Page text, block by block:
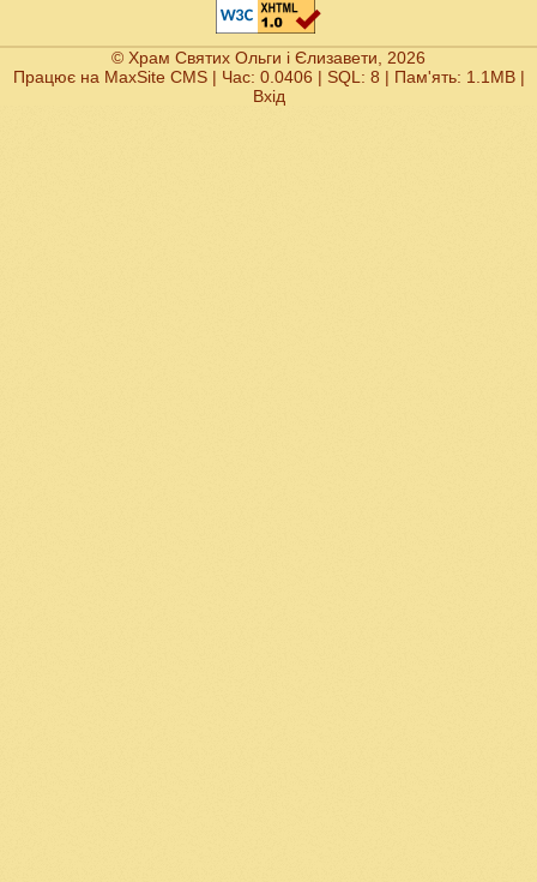
© Храм Святих Ольги і Єлизавети, 2026
Працює на MaxSite CMS| Час: 0.0406 | SQL: 8 | Пам'ять: 1.1MB|
Вхід